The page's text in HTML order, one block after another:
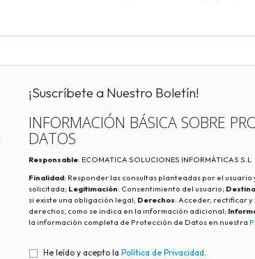
¡Suscríbete a Nuestro Boletín!
INFORMACIÓN BÁSICA SOBRE
DATOS
Responsable: ECOMATICA SOLUCIONES INFORMÁTICAS S.L
Finalidad: Responder las consultas planteadas por el
solicitada; Legitimación: Consentimiento del usuario;
si existe una obligación legal; Derechos: Acceder, rectificar y
derechos, como se indica en la información adicional;
la información completa de Protección de Datos en nuestra
He leído y acepto la Política de Privacidad